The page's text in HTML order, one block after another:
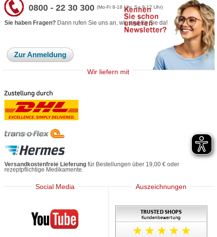
0800 - 22 30 300(Mo-Fr 8-18 Uhr, Sa 9-12 Uhr)
Sie haben Fragen? Dann rufen Sie uns an, wir sind für Sie da!
Zur Anmeldung
Wir liefern mit
Versandkostenfreie Lieferung für Bestellungen über 19,00 € oder
rezeptpflichtige Medikamente.
Social Media
Mediherz
Auszeichnungen